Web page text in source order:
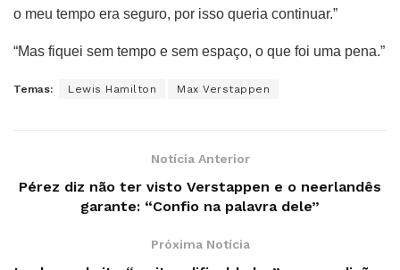
o meu tempo era seguro, por isso queria continuar.”
“Mas fiquei sem tempo e sem espaço, o que foi uma pena.”
Temas: Lewis Hamilton Max Verstappen
Notícia Anterior
Pérez diz não ter visto Verstappen e o neerlandês
garante: “Confio na palavra dele”
Próxima Notícia